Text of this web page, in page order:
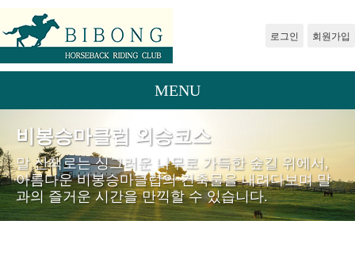
로그인 회원가입
MENU
비봉승마클럽 외승코스
말 산책로는 싱그러운 나무로 가득한 숲길 위에서,
아름다운 비봉승마클럽의 건축물을 내려다보며 말
과의 즐거운 시간을 만끽할 수 있습니다.